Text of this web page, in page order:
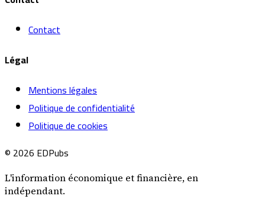
Contact
Légal
Mentions légales
Politique de confidentialité
Politique de cookies
© 2026 EDPubs
L'information économique et financière, en
indépendant.